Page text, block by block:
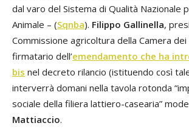
dal varo del Sistema di Qualità Nazionale
Animale – (Sqnba). Filippo Gallinella,
Commissione agricoltura della Camera
firmatario dell’emendamento che ha
bis nel decreto rilancio (istituendo così
interverrà domani nella tavola rotonda
sociale della filiera lattiero-casearia”
Mattiaccio.